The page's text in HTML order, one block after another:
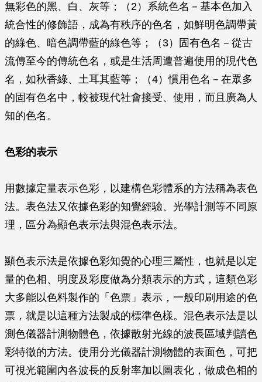
無彩色的黑、白、灰等；（2）系統色名－基本色加入
統合性的修飾語，成為有秩序的色名，如鮮明色調帶黃
的綠色、暗色調帶藍的綠色等；（3）固有色名－從古
流傳至今的傳統色名，或是生活周遭普遍使用的現代色
名，如秋香綠、土耳其藍等；（4）慣用色名－在眾多
的固有色名中，較被現代社會接受、使用，而且廣為人
知的色名。
色彩的表示
用數據定量表示色彩，以建構色彩體系的方法稱為表色
法。表色法又依據色彩的知覺經驗、光學計測等不同原
理，區分為顯色表示法與混色表示法。
顯色表示法是依據色彩知覺的心理三屬性，也就是以定
量的色相、明度及彩度做為分類表示的方式，這類色彩
大多能以色料製作的「色票」表示，一般印刷用途的色
票，就是以這種方法製成的標準色樣。混色表示法是以
測色儀器計測物體色，依據散射光線的波長區域判讀色
彩特徵的方法。使用分光儀器計測物體的表面色，可把
可視光範圍內各波長的反射率加以圖表化，做成色相的